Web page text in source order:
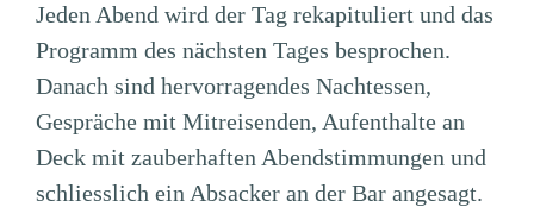
Jeden Abend wird der Tag rekapituliert und das
Programm des nächsten Tages besprochen.
Danach sind hervorragendes Nachtessen,
Gespräche mit Mitreisenden, Aufenthalte an
Deck mit zauberhaften Abendstimmungen und
schliesslich ein Absacker an der Bar angesagt.